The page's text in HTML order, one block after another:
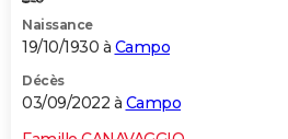
Dictionnaire
Biographies
Citations
Expressions
Proverbes
PROGRAMME TV
S'inscrire
Se connecter
Lycées
Collèges
Primaires
Universités
Entreprises
Service militaire
Avis de recherche
AVIS DE DÉCÈS
Naissance
19/10/1930 à Campo
Décès
03/09/2022 à Campo